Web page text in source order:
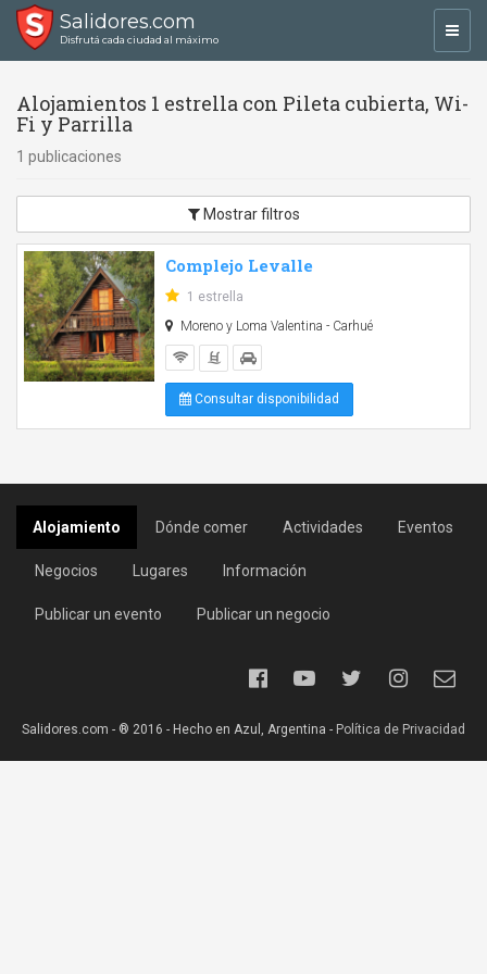
Salidores.com
Disfrutá cada ciudad al máximo
Alojamientos 1 estrella con Pileta cubierta, Wi-
Fi y Parrilla
1 publicaciones
Mostrar filtros
Complejo Levalle
1 estrella
Moreno y Loma Valentina - Carhué
Consultar disponibilidad
Alojamiento Dónde comer Actividades Eventos
Negocios Lugares Información
Publicar un evento Publicar un negocio
Salidores.com - ® 2016 - Hecho en Azul, Argentina - Política de Privacidad